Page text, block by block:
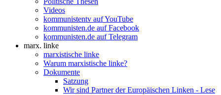
Videos
kommunistentv auf YouTube
kommunisten.de auf Facebook
kommunisten.de auf Telegram
marx. linke
marxistische linke
Warum marxistische linke?
Dokumente
Satzung
Wir sind Partner der Europäischen Linken - Lese